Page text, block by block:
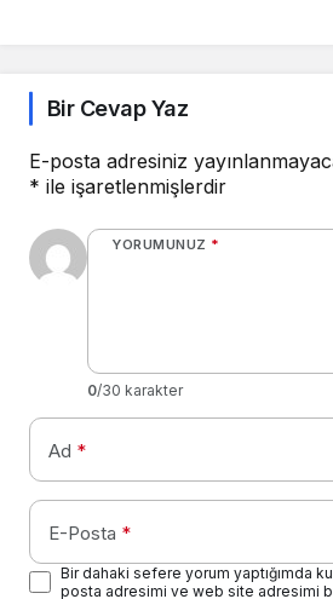
Bir Cevap Yaz
E-posta adresiniz
* ile işaretlenmişlerdir
YORUMUNUZ *
0/30 karakter
Ad *
E-Posta *
Bir dahaki sefere yorum yaptığımda
posta adresimi ve web site adresimi